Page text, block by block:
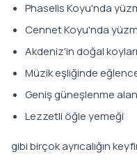
Phaselis Koyu'nda
Cennet Koyu'nda
Akdeniz'in doğal
Müzik eşliğinde
Geniş güneşlenme
Lezzetli öğle yemeği
gibi birçok ayrıcalığın